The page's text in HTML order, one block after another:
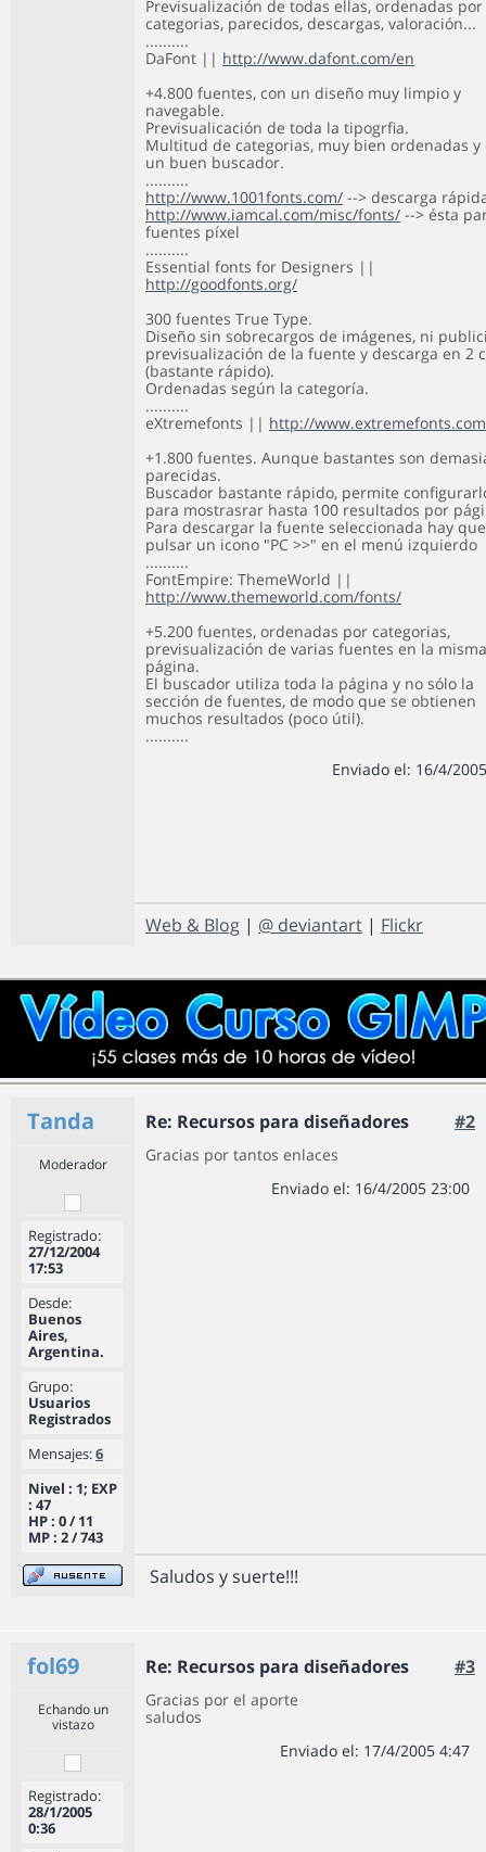
Previsualización de todas ellas, ordenadas por
categorias, parecidos, descargas, valoración...
..........
DaFont || http://www.dafont.com/en
+4.800 fuentes, con un diseño muy limpio y
navegable.
Previsualicación de toda la tipogrfia.
Multitud de categorias, muy bien ordenadas y
un buen buscador.
..........
http://www.1001fonts.com/ --> descarga
http://www.iamcal.com/misc/fonts/ --> ésta
fuentes píxel
..........
Essential fonts for Designers ||
http://goodfonts.org/
300 fuentes True Type.
Diseño sin sobrecargos de imágenes, ni
previsualización de la fuente y descarga en 2
(bastante rápido).
Ordenadas según la categoría.
..........
eXtremefonts || http://
+1.800 fuentes. Aunque bastantes son
parecidas.
Buscador bastante rápido, permite
para mostrasrar hasta 100 resultados por
Para descargar la fuente seleccionada hay que
pulsar un icono "PC >>" en el menú izquierdo
..........
FontEmpire: ThemeWorld ||
http://www.themeworld.com/fonts/
+5.200 fuentes, ordenadas por categorias,
previsualización de varias fuentes en la misma
página.
El buscador utiliza toda la página y no sólo la
sección de fuentes, de modo que se obtienen
muchos resultados (poco útil).
..........
Enviado el: 16/4/
Web & Blog | @ deviantart | Flickr
Tanda Re: Recursos para diseñadores #2
Moderador
Registrado:
27/12/2004
17:53
Desde:
Buenos
Aires,
Argentina.
Grupo:
Usuarios
Registrados
Mensajes:6
Nivel : 1; EXP
: 47
HP : 0 / 11
MP : 2 / 743
Gracias por tantos enlaces
Enviado el: 16/4/2005 23:00
Saludos y suerte!!!
fol69 Re: Recursos para diseñadores #3
Echando un
vistazo
Registrado:
28/1/2005
0:36
Gracias por el aporte
saludos
Enviado el: 17/4/2005 4:47